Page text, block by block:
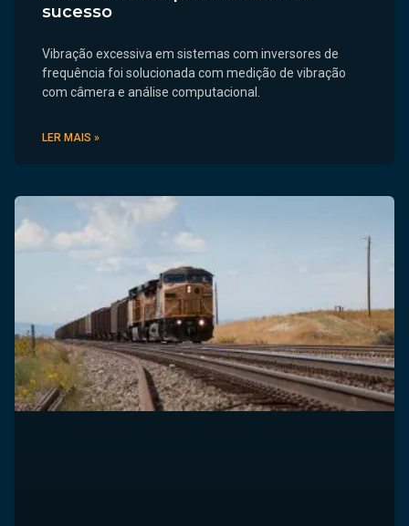
sucesso
Vibração excessiva em sistemas com inversores de
frequência foi solucionada com medição de vibração
com câmera e análise computacional.
LER MAIS »